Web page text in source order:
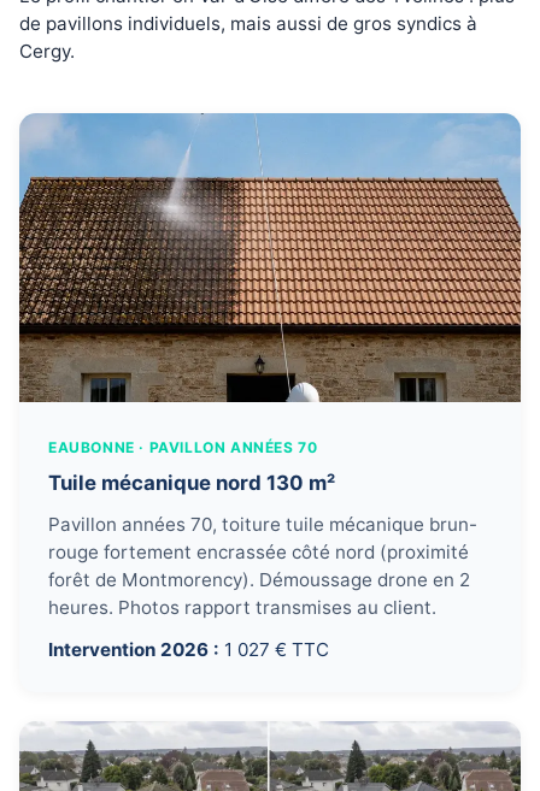
de pavillons individuels, mais aussi de gros syndics à
Cergy.
EAUBONNE · PAVILLON ANNÉES 70
Tuile mécanique nord 130 m²
Pavillon années 70, toiture tuile mécanique brun-
rouge fortement encrassée côté nord (proximité
forêt de Montmorency). Démoussage drone en 2
heures. Photos rapport transmises au client.
Intervention 2026 : 1 027 € TTC